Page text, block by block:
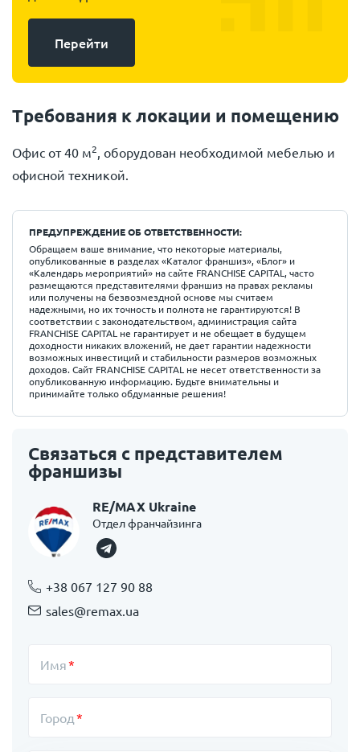
Перейти
Требования к локации и помещению
Офис от 40 м2, оборудован необходимой мебелью и
офисной техникой.
ПРЕДУПРЕЖДЕНИЕ ОБ ОТВЕТСТВЕННОСТИ:
Обращаем ваше внимание, что некоторые материалы,
опубликованные в разделах «Каталог франшиз», «Блог» и
«Календарь мероприятий» на сайте FRANCHISE CAPITAL, часто
размещаются представителями франшиз на правах рекламы
или получены на безвозмездной основе мы считаем
надежными, но их точность и полнота не гарантируются! В
соответствии с законодательством, администрация сайта
FRANCHISE CAPITAL не гарантирует и не обещает в будущем
доходности никаких вложений, не дает гарантии надежности
возможных инвестиций и стабильности размеров возможных
доходов. Сайт FRANCHISE CAPITAL не несет ответственности за
опубликованную информацию. Будьте внимательны и
принимайте только обдуманные решения!
Связаться с представителем
франшизы
RE/MAX Ukraine
Отдел франчайзинга
+38 067 127 90 88
sales@remax.ua
Имя
Город